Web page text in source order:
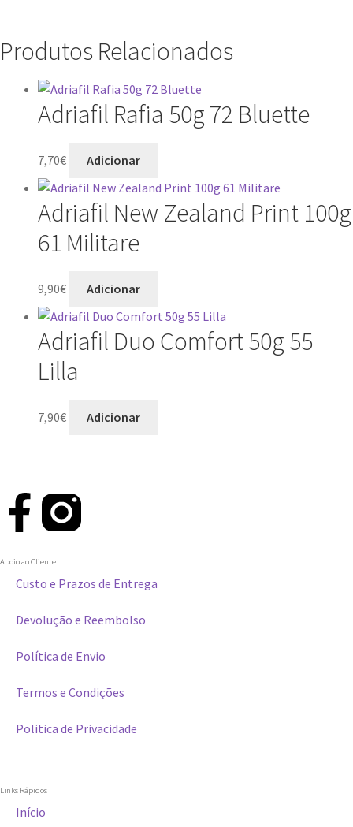
Produtos Relacionados
Adriafil Rafia 50g 72 Bluette
7,70€ Adicionar
Adriafil New Zealand Print 100g
61 Militare
9,90€ Adicionar
Adriafil Duo Comfort 50g 55
Lilla
7,90€ Adicionar
Apoio ao Cliente
Custo e Prazos de Entrega
Devolução e Reembolso
Política de Envio
Termos e Condições
Politica de Privacidade
Links Rápidos
Início